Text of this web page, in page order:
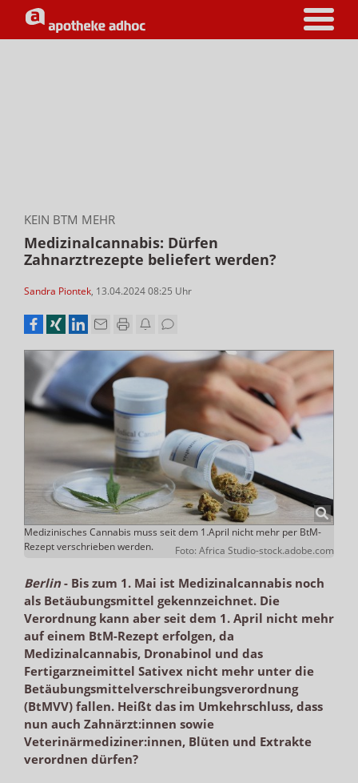
KEIN BTM MEHR
Medizinalcannabis: Dürfen
Zahnarztrezepte beliefert werden?
Sandra Piontek, 13.04.2024 08:25 Uhr
Medizinisches Cannabis muss seit dem 1.April nicht mehr per BtM-
Rezept verschrieben werden.
Foto: Africa Studio-stock.adobe.com
Berlin- Bis zum 1. Mai ist Medizinalcannabis noch
als Betäubungsmittel gekennzeichnet. Die
Verordnung kann aber seit dem 1. April nicht mehr
auf einem BtM-Rezept erfolgen, da
Medizinalcannabis, Dronabinol und das
Fertigarzneimittel Sativex nicht mehr unter die
Betäubungsmittelverschreibungsverordnung
(BtMVV) fallen. Heißt das im Umkehrschluss, dass
nun auch Zahnärzt:innen sowie
Veterinärmediziner:innen, Blüten und Extrakte
verordnen dürfen?